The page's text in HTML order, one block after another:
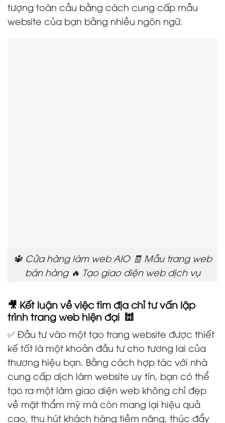
tượng toàn cầu bằng cách cung cấp mẫu
website của bạn bằng nhiều ngôn ngữ.
🔱 Cửa hàng làm web AIO 🧾 Mẫu trang web
bán hàng 🔥 Tạo giao diện web dịch vụ
🎥 Kết luận về việc tìm địa chỉ tư vấn lập
trình trang web hiện đại 🕍
✅ Đầu tư vào một tạo trang website được thiết
kế tốt là một khoản đầu tư cho tương lai của
thương hiệu bạn. Bằng cách hợp tác với nhà
cung cấp dịch làm website uy tín, bạn có thể
tạo ra một làm giao diện web không chỉ đẹp
về mặt thẩm mỹ mà còn mang lại hiệu quả
cao, thu hút khách hàng tiềm năng, thúc đẩy